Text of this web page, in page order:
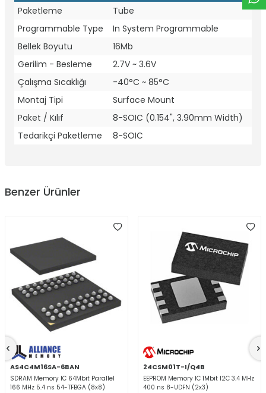
Paketleme
Tube
Programmable Type
In System Programmable
Bellek Boyutu
16Mb
Gerilim - Besleme
2.7V ~ 3.6V
Çalışma Sıcaklığı
-40°C ~ 85°C
Montaj Tipi
Surface Mount
Paket / Kılıf
8-SOIC (0.154", 3.90mm Width)
Tedarikçi Paketleme
8-SOIC
Benzer Ürünler
AS4C4M16SA-6BAN
SDRAM Memory IC 64Mbit Parallel
166 MHz 5.4 ns 54-TFBGA (8x8)
24CSM01T-I/Q4B
EEPROM Memory IC 1Mbit I2C 3.4 MHz
400 ns 8-UDFN (2x3)